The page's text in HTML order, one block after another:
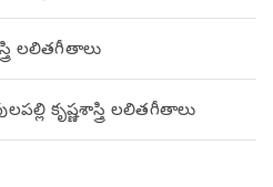
లలితగీతాలు
కృష్ణశాస్త్రి లలితగీతాలు